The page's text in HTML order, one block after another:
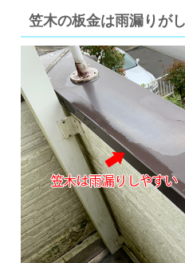
笠木の板金は雨漏りが